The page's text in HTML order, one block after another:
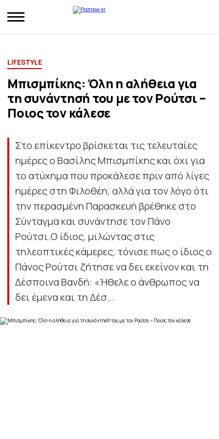
LIFESTYLE
Μπισμπίκης: Όλη η αλήθεια για
τη συνάντησή του με τον Ρούτσι –
Ποιος τον κάλεσε
Στο επίκεντρο βρίσκεται τις τελευταίες
ημέρες ο Βασίλης Μπισμπίκης και όχι για
το ατύχημα που προκάλεσε πριν από λίγες
ημέρες στη Φιλοθέη, αλλά για τον λόγο ότι
την περασμένη Παρασκευή βρέθηκε στο
Σύνταγμα και συνάντησε τον Πάνο
Ρούτσι.Ο ίδιος, μιλώντας στις
τηλεοπτικές κάμερες, τόνισε πως ο ίδιος ο
Πάνος Ρούτσι ζήτησε να δει εκείνον και τη
Δέσποινα Βανδή: «Ήθελε ο άνθρωπος να
δει έμενα και τη Δέσ...